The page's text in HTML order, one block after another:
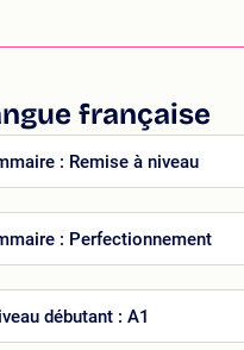
française
: Remise à niveau
: Perfectionnement
débutant : A1